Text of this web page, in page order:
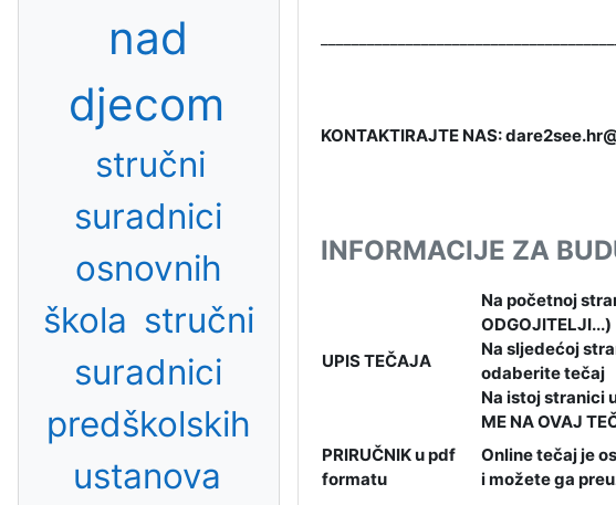
KONTAKTIRAJTE NAS:
INFORMACIJE ZA
Na početnoj
ODGOJITELJI...)
UPIS TEČAJA
Na sljedećoj
odaberite tečaj
Na istoj stranici
ME NA OVAJ
PRIRUČNIK u pdf
formatu
Online tečaj je
i možete ga
nad
djecom
stručni
suradnici
osnovnih
škola stručni
suradnici
predškolskih
ustanova